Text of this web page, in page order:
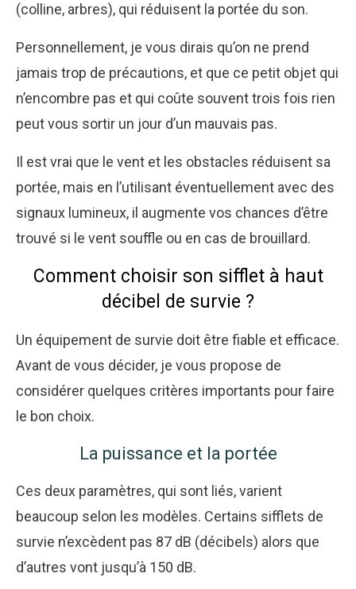
(colline, arbres), qui réduisent la portée du son.
Personnellement, je vous dirais qu’on ne prend
jamais trop de précautions, et que ce petit objet qui
n’encombre pas et qui coûte souvent trois fois rien
peut vous sortir un jour d’un mauvais pas.
Il est vrai que le vent et les obstacles réduisent sa
portée, mais en l’utilisant éventuellement avec des
signaux lumineux, il augmente vos chances d’être
trouvé si le vent souffle ou en cas de brouillard.
Comment choisir son sifflet à haut
décibel de survie ?
Un équipement de survie doit être fiable et efficace.
Avant de vous décider, je vous propose de
considérer quelques critères importants pour faire
le bon choix.
La puissance et la portée
Ces deux paramètres, qui sont liés, varient
beaucoup selon les modèles. Certains sifflets de
survie n’excèdent pas 87 dB (décibels) alors que
d’autres vont jusqu’à 150 dB.